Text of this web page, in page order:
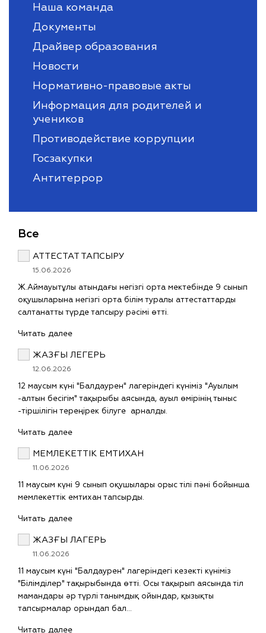
Наша команда
Документы
Драйвер образования
Новости
Нормативно-правовые акты
Информация для родителей и
учеников
Противодействие коррупции
Госзакупки
Антитеррор
Все
АТТЕСТАТ ТАПСЫРУ
15.06.2026
Ж.Аймауытұлы атындағы негізгі орта мектебінде 9 сынып
оқушыларына негізгі орта білім туралы аттестаттарды
салтанатты түрде тапсыру рәсімі өтті.
Читать далее
ЖАЗҒЫ ЛЕГЕРЬ
12.06.2026
12 маусым күні "Балдаурен" лагеріндегі күніміз "Ауылым
-алтын бесігім" тақырыбы аясында, ауыл өмірінің тыныс
-тіршілігін тереңірек білуге арналды.
Читать далее
МЕМЛЕКЕТТІК ЕМТИХАН
11.06.2026
11 маусым күні 9 сынып оқушылары орыс тілі пәні бойынша
мемлекеттік емтихан тапсырды.
Читать далее
ЖАЗҒЫ ЛАГЕРЬ
11.06.2026
11 маусым күні "Балдаурен" лагеріндегі кезекті күніміз
"Білімділер" тақырыбында өтті. Осы тақырып аясында тіл
мамандары әр түрлі танымдық ойындар, қызықты
тапсырмалар орындап бал…
Читать далее